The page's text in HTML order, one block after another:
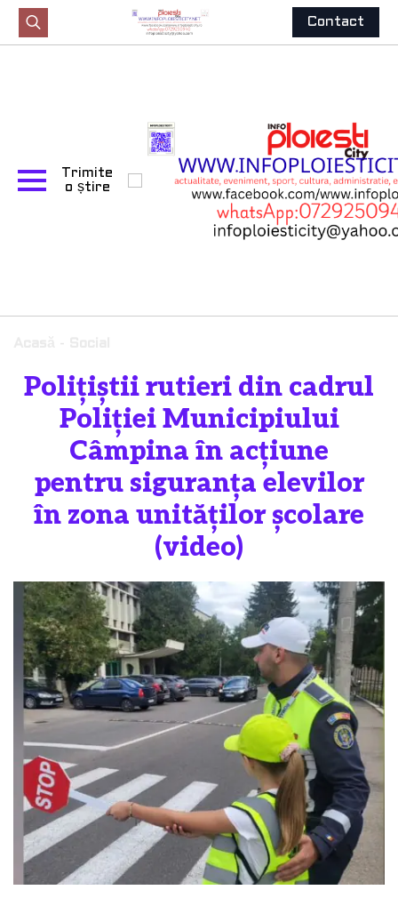
Search
Contact
Trimite
o știre
-
Polițiștii rutieri din cadrul
Poliției Municipiului
Câmpina în acțiune
pentru siguranța elevilor
în zona unităților școlare
(video)